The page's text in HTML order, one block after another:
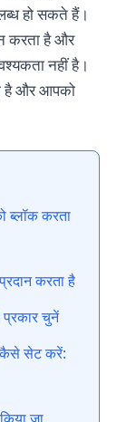
हो सकते हैं।
करता है और
नहीं है।
है और आपको
ब्लॉक करता
करता है
चुनें
कैसे सेट करें: